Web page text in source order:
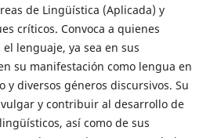
de Lingüística (Aplicada) y
críticos. Convoca a quienes
lenguaje, ya sea en sus
su manifestación como lengua en
y diversos géneros discursivos. Su
y contribuir al desarrollo de
así como de sus